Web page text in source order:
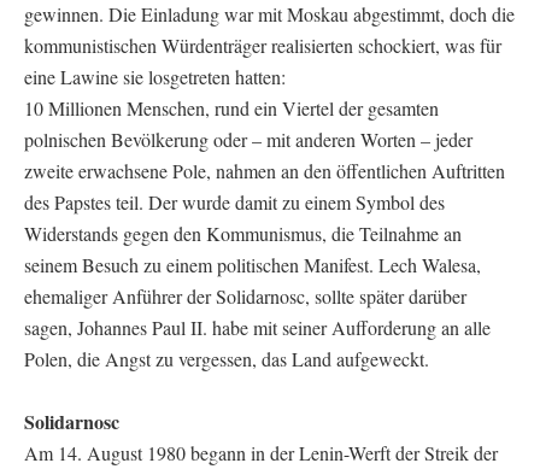
gewinnen. Die Einladung war mit Moskau abgestimmt, doch die
kommunistischen Würdenträger realisierten schockiert, was für
eine Lawine sie losgetreten hatten:
10 Millionen Menschen, rund ein Viertel der gesamten
polnischen Bevölkerung oder – mit anderen Worten – jeder
zweite erwachsene Pole, nahmen an den öffentlichen Auftritten
des Papstes teil. Der wurde damit zu einem Symbol des
Widerstands gegen den Kommunismus, die Teilnahme an
seinem Besuch zu einem politischen Manifest. Lech Walesa,
ehemaliger Anführer der Solidarnosc, sollte später darüber
sagen, Johannes Paul II. habe mit seiner Aufforderung an alle
Polen, die Angst zu vergessen, das Land aufgeweckt.
Solidarnosc
Am 14. August 1980 begann in der Lenin-Werft der Streik der